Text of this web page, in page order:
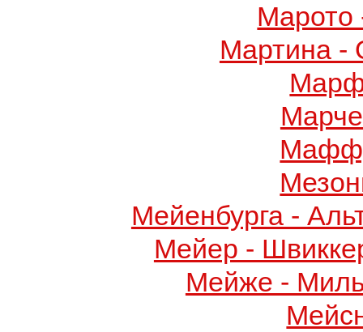
Марото
Мартина -
Мейенбурга -
Мейер -
Мейже -